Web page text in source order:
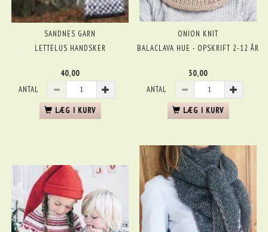
SANDNES GARN
LETTELUS HANDSKER
40,00
ANTAL
LÆG I KURV
ONION KNIT
BALACLAVA HUE - OPSKRIFT 2-12 ÅR
30,00
ANTAL
LÆG I KURV